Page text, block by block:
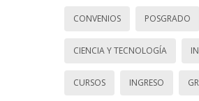
CONVENIOS POSGRADO
CIENCIA Y TECNOLOGÍA
CURSOS INGRESO